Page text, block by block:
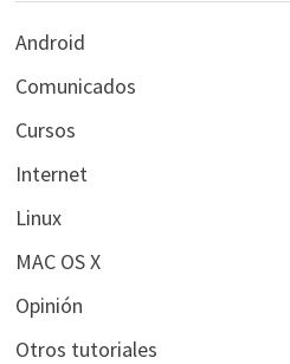
Android
Comunicados
Cursos
Internet
Linux
MAC OS X
Opinión
Otros tutoriales